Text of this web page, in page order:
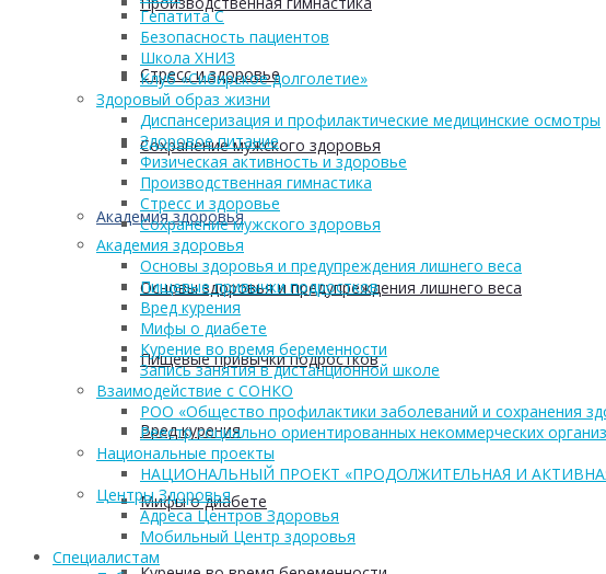
Стресс и здоровье
Сохранение мужского здоровья
Академия здоровья
Основы здоровья и предупреждения лишнего веса
Пищевые привычки подростков
Вред курения
Мифы о диабете
Гепатита С
Безопасность пациентов
Школа ХНИЗ
Клуб «Сибирское долголетие»
Здоровый образ жизни
Диспансеризация и профилактические медицинские осмотры
Здоровое питание
Физическая активность и здоровье
Производственная гимнастика
Стресс и здоровье
Сохранение мужского здоровья
Академия здоровья
Основы здоровья и предупреждения лишнего веса
Пищевые привычки подростков
Вред курения
Мифы о диабете
Курение во время беременности
Запись занятия в дистанционной школе
Взаимодействие с СОНКО
РОО «Общество профилактики заболеваний и сохранения
Реестр социально ориентированных некоммерческих
Национальные проекты
НАЦИОНАЛЬНЫЙ ПРОЕКТ «ПРОДОЛЖИТЕЛЬНАЯ И
Центры Здоровья
Адреса Центров Здоровья
Мобильный Центр здоровья
Cпециалистам